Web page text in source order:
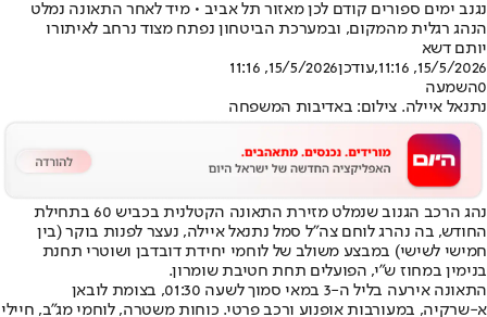
נגנב ימים ספורים קודם לכן מאזור תל אביב • מיד לאחר התאונה נמלט
הנהג רגלית מהמקום, ובמערכת הביטחון נפתח מצוד נרחב לאיתורו
יותם דשא
15/5/2026, 11:16
,עודכן15/5/2026, 11:16
0השמעה
נתנאל איילה. צילום: באדיבות המשפחה
נהג הרכב הגנוב שנמלט מזירת התאונה הקטלנית בכביש 60 בתחילת
החודש, בה נהרג לוחם צה"ל סמל נתנאל איילה, נעצר לפנות בוקר (בין
חמישי לשישי) במבצע משולב של לוחמי יחידת דובדבן ושוטרי תחנת
בנימין במחוז ש"י, הפועלים תחת חטיבת שומרון.
התאונה אירעה בליל ה-3 במאי סמוך לשעה 01:30, בצומת לובאן
א-שרקיה, במעורבות אופנוע ורכב פרטי. כוחות משטרה, לוחמי מג"ב, חיילי